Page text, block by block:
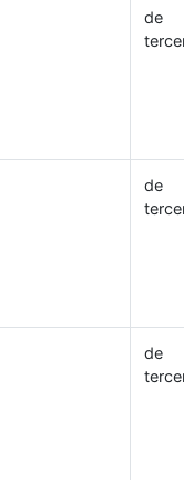
de
de
de